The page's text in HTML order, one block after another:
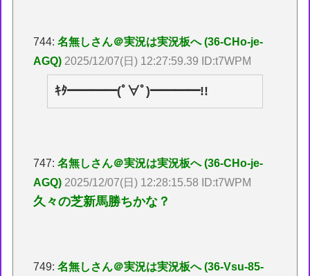
744:名無しさん＠実況は実況板へ (36-CHo-je-
AGQ) 2025/12/07(日) 12:27:59.39 ID:t7WPM
ｷﾀ━━━━(ﾟ∀ﾟ)━━━━!!
747:名無しさん＠実況は実況板へ (36-CHo-je-
AGQ) 2025/12/07(日) 12:28:15.58 ID:t7WPM
久々の芝新馬勝ちかな？
749:名無しさん＠実況は実況板へ (36-Vsu-85-